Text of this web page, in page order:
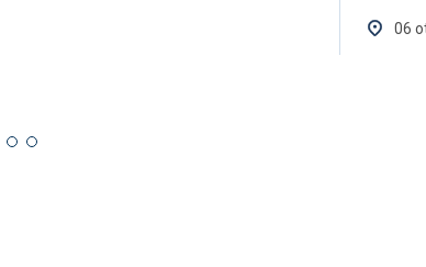
06